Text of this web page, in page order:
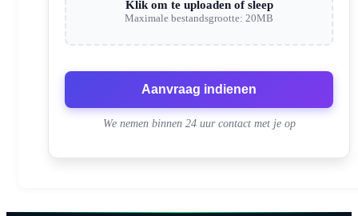
Klik om te uploaden of sleep
Maximale bestandsgrootte: 20MB
Aanvraag indienen
We nemen binnen 24 uur contact met je op